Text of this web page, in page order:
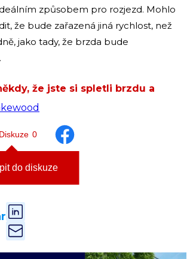
způsobem pro rozjezd. Mohlo
že bude zařazená jiná rychlost, než
jako tady, že brzda bude
že jste si spletli brzdu a
Diskuze 0
do diskuze